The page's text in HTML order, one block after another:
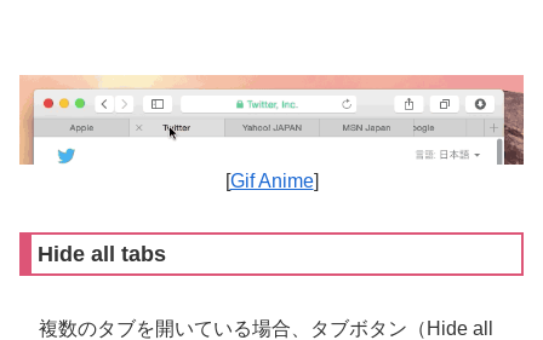
[Gif Anime]
Hide all tabs
複数のタブを開いている場合、タブボタン（Hide all